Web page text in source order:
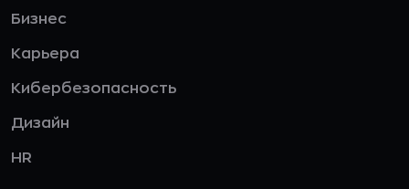
Бизнес
Карьера
Кибербезопасность
Дизайн
HR